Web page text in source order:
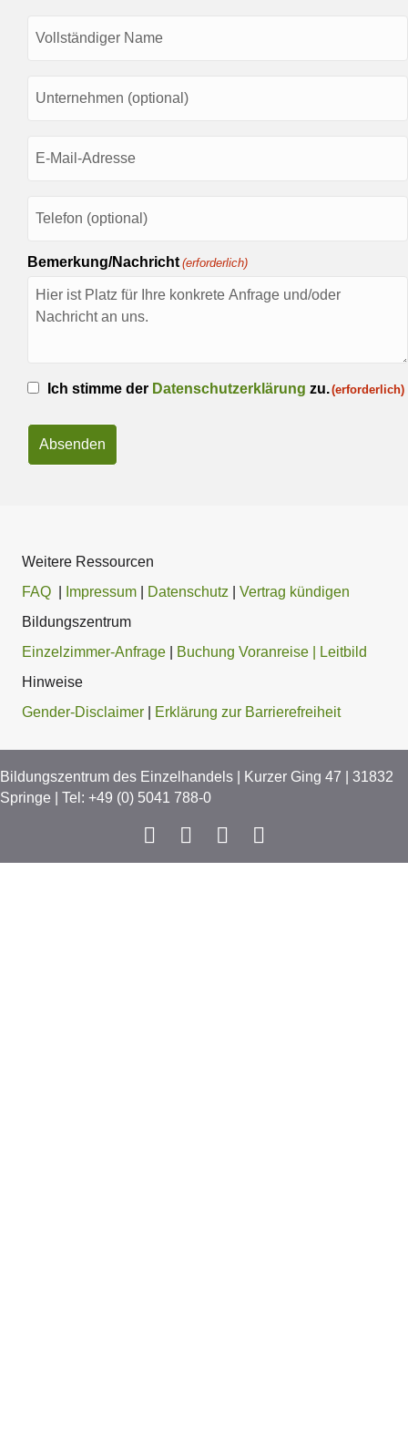
(erforderlich)
Mail
(erforderlich)
Bemerkung/Nachricht (erforderlich)
Einwilligung
(erforderlich)
Ich stimme der Datenschutzerklärung zu.(erforderlich)
Weitere Ressourcen
FAQ
Impressum Datenschutz
Vertrag kündigen
Bildungszentrum
Einzelzimmer-Anfrage
Buchung Voranreise
| Leitbild
Hinweise
Gender-Disclaimer
Erklärung zur Barrierefreiheit
Bildungszentrum des Einzelhandels | Kurzer Ging 47 | 31832
Springe | Tel: +49 (0) 5041 788-0